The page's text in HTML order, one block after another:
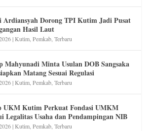
Ardiansyah Dorong TPI Kutim Jadi Pusat
Hasil Laut
|Kutim ,Pemkab ,Terbaru
Mahyunadi Minta Usulan DOB Sangsaka
Matang Sesuai Regulasi
|Kutim ,Pemkab ,Terbaru
UKM Kutim Perkuat Fondasi UMKM
Legalitas Usaha dan Pendampingan NIB
|Kutim ,Pemkab ,Terbaru